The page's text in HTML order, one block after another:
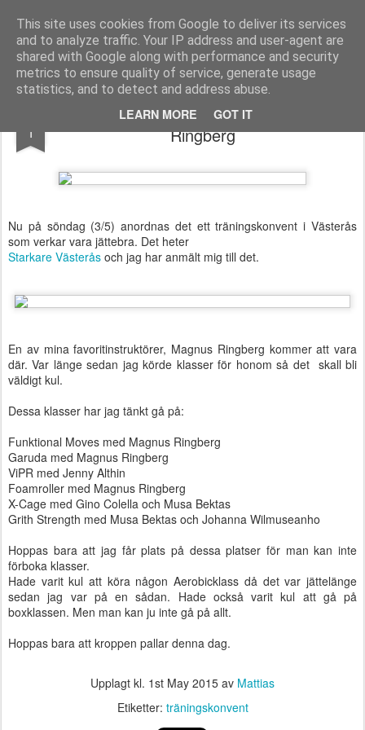
This site uses cookies from Google to deliver its services
and to analyze traffic. Your IP address and user-agent are
shared with Google along with performance and security
metrics to ensure quality of service, generate usage
statistics, and to detect and address abuse.
LEARN MORE GOT IT
Functional Fitness by Mattias - Träningsinspiration & träningsfilmer
Pages
1
Starkare Västerås med bl.a. Magnus
Ringberg
Nu på söndag (3/5) anordnas det ett träningskonvent i Västerås
som verkar vara jättebra. Det heter
Starkare Västerås och jag har anmält mig till det.
En av mina favoritinstruktörer, Magnus Ringberg kommer att vara
där. Var länge sedan jag körde klasser för honom så det skall bli
väldigt kul.
Dessa klasser har jag tänkt gå på:
Funktional Moves med Magnus Ringberg
Garuda med Magnus Ringberg
ViPR med Jenny Althin
Foamroller med Magnus Ringberg
X-Cage med Gino Colella och Musa Bektas
Grith Strength med Musa Bektas och Johanna Wilmuseanho
Hoppas bara att jag får plats på dessa platser för man kan inte
förboka klasser.
Hade varit kul att köra någon Aerobicklass då det var jättelänge
sedan jag var på en sådan. Hade också varit kul att gå på
boxklassen. Men man kan ju inte gå på allt.
Hoppas bara att kroppen pallar denna dag.
Upplagt kl. 1st May 2015 av Mattias
Etiketter: träningskonvent